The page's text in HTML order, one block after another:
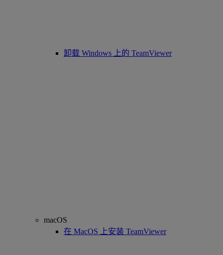
卸载 Windows 上的 TeamViewer
macOS
在 MacOS 上安装 TeamViewer